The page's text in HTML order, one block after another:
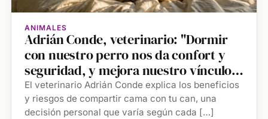
ANIMALES
Adrián Conde, veterinario: "Dormir
con nuestro perro nos da confort y
seguridad, y mejora nuestro vínculo
con él"
El veterinario Adrián Conde explica los beneficios
y riesgos de compartir cama con tu can, una
decisión personal que varía según cada […]